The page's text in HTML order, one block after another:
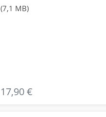
(7,1 MB)
17,90 €